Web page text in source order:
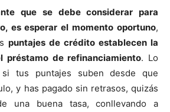
que se debe considerar para
es esperar el momento oportuno,
puntajes de crédito establecen la
préstamo de refinanciamiento. Lo
tus puntajes suben desde que
y has pagado sin retrasos, quizás
una buena tasa, conllevando a